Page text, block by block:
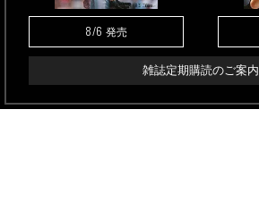
8/6 発売
雑誌定期購読のご案内